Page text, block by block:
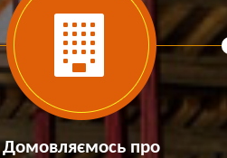
Домовляємось про